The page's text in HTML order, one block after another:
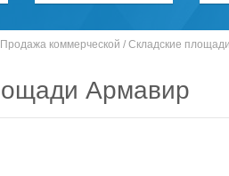
Продажа коммерческой / Складские
Армавир